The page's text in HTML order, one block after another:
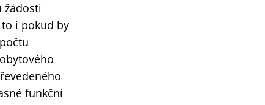
žádosti
i pokud by
funkční